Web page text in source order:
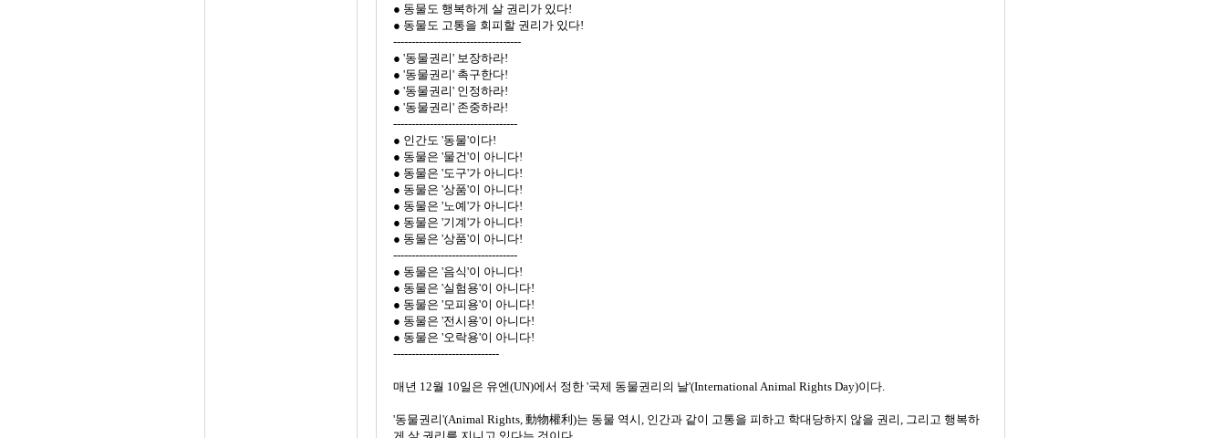
● 동물도 행복하게 살 권리가 있다!
● 동물도 고통을 회피할 권리가 있다!
-----------------------------------
● '동물권리' 보장하라!
● '동물권리' 촉구한다!
● '동물권리' 인정하라!
● '동물권리' 존중하라!
----------------------------------
● 인간도 '동물'이다!
● 동물은 '물건'이 아니다!
● 동물은 '도구'가 아니다!
● 동물은 '상품'이 아니다!
● 동물은 '노예'가 아니다!
● 동물은 '기계'가 아니다!
● 동물은 '상품'이 아니다!
----------------------------------
● 동물은 '음식'이 아니다!
● 동물은 '실험용'이 아니다!
● 동물은 '모피용'이 아니다!
● 동물은 '전시용'이 아니다!
● 동물은 '오락용'이 아니다!
-----------------------------
매년 12월 10일은 유엔(UN)에서 정한 '국제 동물권리의 날'(International Animal Rights Day)이다.
'동물권리'(Animal Rights, 動物權利)는 동물 역시, 인간과 같이 고통을 피하고 학대당하지 않을 권리, 그리고 행복하